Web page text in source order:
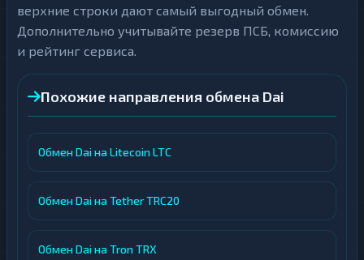
верхние строки дают самый выгодный обмен.
Дополнительно учитывайте резерв ПСБ, комиссию
и рейтинг сервиса.
Похожие направления обмена Dai
Обмен Dai на Litecoin LTC
Обмен Dai на Tether TRC20
Обмен Dai на Tron TRX